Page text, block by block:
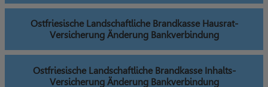
Ostfriesische Landschaftliche Brandkasse Hausrat-
Versicherung Änderung Bankverbindung
Ostfriesische Landschaftliche Brandkasse Inhalts-
Versicherung Änderung Bankverbindung